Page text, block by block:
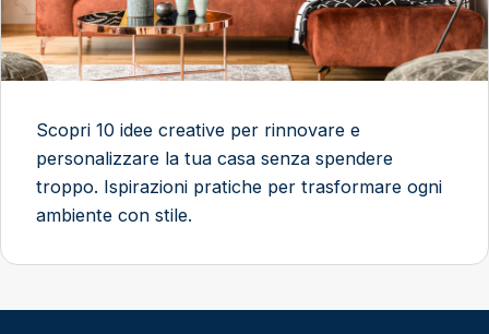
Scopri 10 idee creative per rinnovare e
personalizzare la tua casa senza spendere
troppo. Ispirazioni pratiche per trasformare ogni
ambiente con stile.